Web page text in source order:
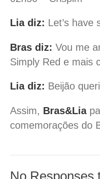
Lia diz: Let’s have
Bras diz: Vou me
Simply Red e mais
Lia diz: Beijão
Assim, Bras&Lia
comemorações do